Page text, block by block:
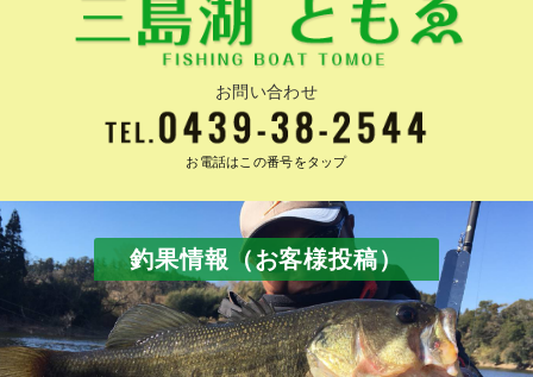
お問い合わせ
お電話はこの番号をタップ
釣果情報（お客様投稿）